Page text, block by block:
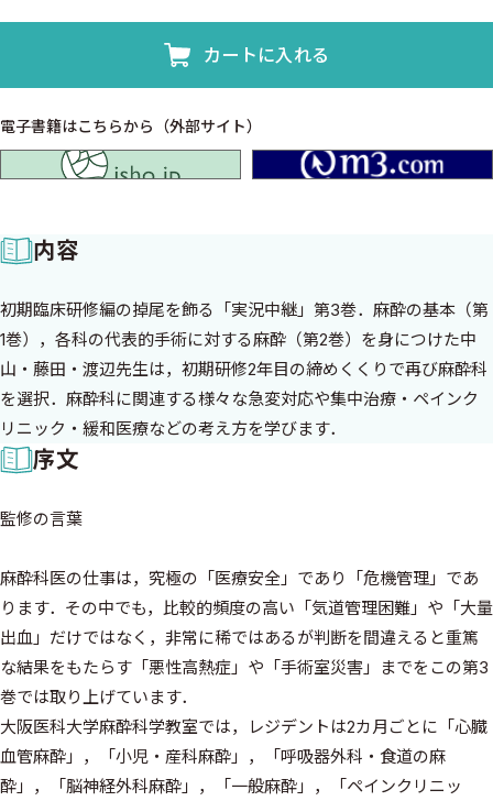
カートに入れる
電子書籍はこちらから（外部サイト）
内容
初期臨床研修編の掉尾を飾る「実況中継」第3巻．麻酔の基本（第
1巻），各科の代表的手術に対する麻酔（第2巻）を身につけた中
山・藤田・渡辺先生は，初期研修2年目の締めくくりで再び麻酔科
を選択．麻酔科に関連する様々な急変対応や集中治療・ペインク
リニック・緩和医療などの考え方を学びます．
序文
監修の言葉
麻酔科医の仕事は，究極の「医療安全」であり「危機管理」であ
ります．その中でも，比較的頻度の高い「気道管理困難」や「大量
出血」だけではなく，非常に稀ではあるが判断を間違えると重篤
な結果をもたらす「悪性高熱症」や「手術室災害」までをこの第3
巻では取り上げています．
大阪医科大学麻酔科学教室では，レジデントは2カ月ごとに「心臓
血管麻酔」，「小児・産科麻酔」，「呼吸器外科・食道の麻
酔」，「脳神経外科麻酔」，「一般麻酔」，「ペインクリニッ